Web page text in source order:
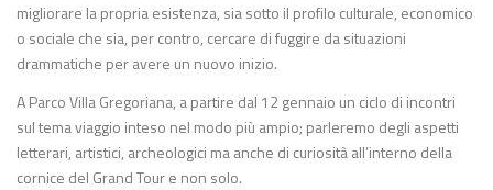
migliorare la propria esistenza, sia sotto il profilo culturale, economico
o sociale che sia, per contro, cercare di fuggire da situazioni
drammatiche per avere un nuovo inizio.
A Parco Villa Gregoriana, a partire dal 12 gennaio un ciclo di incontri
sul tema viaggio inteso nel modo più ampio; parleremo degli aspetti
letterari, artistici, archeologici ma anche di curiosità all’interno della
cornice del Grand Tour e non solo.